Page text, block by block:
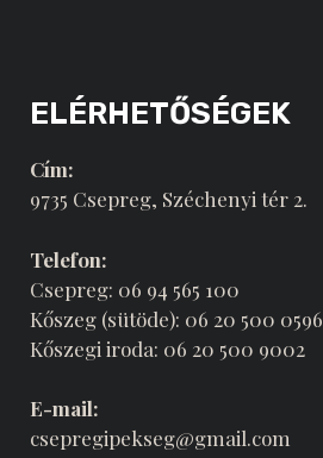
ELÉRHETŐSÉGEK
Cím:
9735 Csepreg, Széchenyi tér 2.
Telefon:
Csepreg: 06 94 565 100
Kőszeg (sütöde): 06 20 500 0596
Kőszegi iroda: 06 20 500 9002
E-mail:
csepregipekseg@gmail.com